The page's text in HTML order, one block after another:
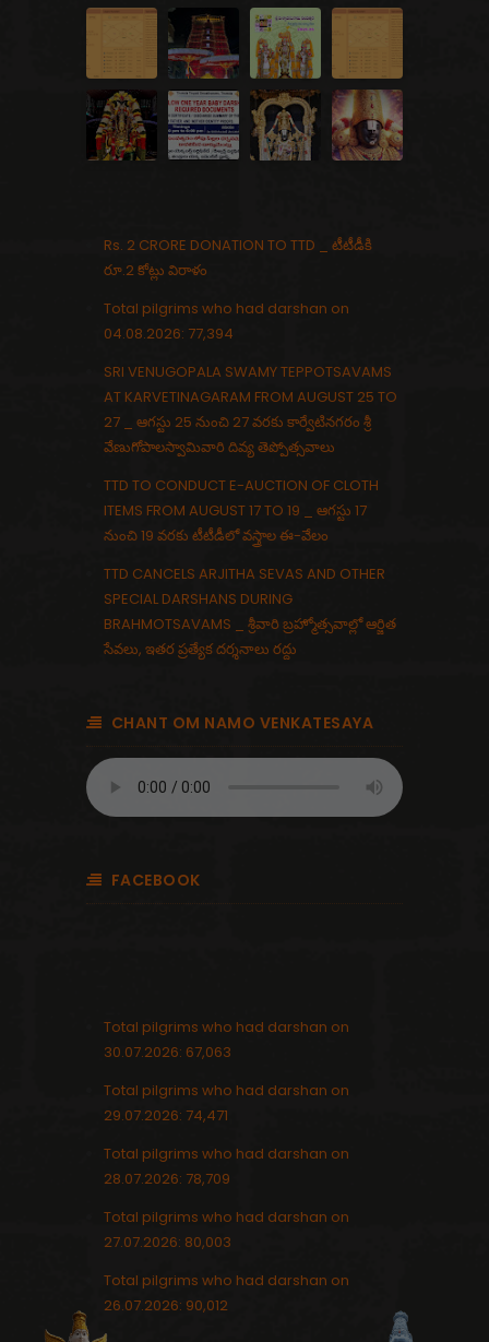
Rs. 2 CRORE DONATION TO TTD _ టీటీడీకి
రూ.2 కోట్లు విరాళం
Total pilgrims who had darshan on
04.08.2026: 77,394
SRI VENUGOPALA SWAMY TEPPOTSAVAMS
AT KARVETINAGARAM FROM AUGUST 25 TO
27 _ ఆగస్టు 25 నుంచి 27 వరకు కార్వేటినగరం శ్రీ
వేణుగోపాలస్వామివారి దివ్య తెప్పోత్సవాలు
TTD TO CONDUCT E-AUCTION OF CLOTH
ITEMS FROM AUGUST 17 TO 19 _ ఆగస్టు 17
నుంచి 19 వరకు టీటీడీలో వస్త్రాల ఈ-వేలం
TTD CANCELS ARJITHA SEVAS AND OTHER
SPECIAL DARSHANS DURING
BRAHMOTSAVAMS _ శ్రీవారి బ్రహ్మోత్సవాల్లో ఆర్జిత
సేవలు, ఇతర ప్రత్యేక దర్శనాలు రద్దు
CHANT OM NAMO VENKATESAYA
FACEBOOK
Total pilgrims who had darshan on
30.07.2026: 67,063
Total pilgrims who had darshan on
29.07.2026: 74,471
Total pilgrims who had darshan on
28.07.2026: 78,709
Total pilgrims who had darshan on
27.07.2026: 80,003
Total pilgrims who had darshan on
26.07.2026: 90,012